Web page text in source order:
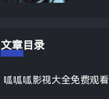
文章目录
呱呱呱影视大全免费观看